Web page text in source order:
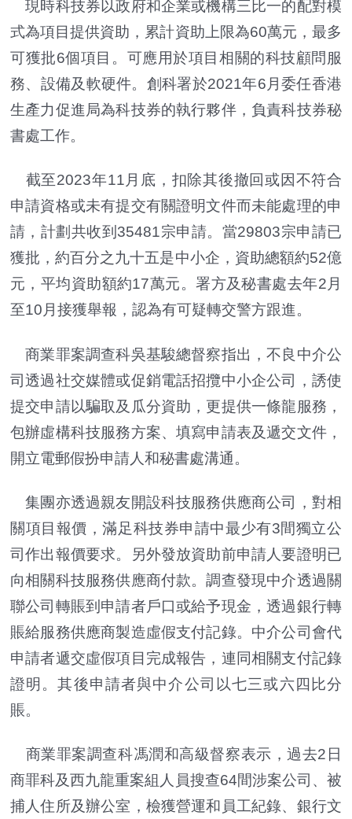
現時科技券以政府和企業或機構三比一的配對模
式為項目提供資助，累計資助上限為60萬元，最多
可獲批6個項目。可應用於項目相關的科技顧問服
務、設備及軟硬件。創科署於2021年6月委任香港
生產力促進局為科技券的執行夥伴，負責科技券秘
書處工作。
截至2023年11月底，扣除其後撤回或因不符合
申請資格或未有提交有關證明文件而未能處理的申
請，計劃共收到35481宗申請。當29803宗申請已
獲批，約百分之九十五是中小企，資助總額約52億
元，平均資助額約17萬元。署方及秘書處去年2月
至10月接獲舉報，認為有可疑轉交警方跟進。
商業罪案調查科吳基駿總督察指出，不良中介公
司透過社交媒體或促銷電話招攬中小企公司，誘使
提交申請以騙取及瓜分資助，更提供一條龍服務，
包辦虛構科技服務方案、填寫申請表及遞交文件，
開立電郵假扮申請人和秘書處溝通。
集團亦透過親友開設科技服務供應商公司，對相
關項目報價，滿足科技券申請中最少有3間獨立公
司作出報價要求。另外發放資助前申請人要證明已
向相關科技服務供應商付款。調查發現中介透過關
聯公司轉賬到申請者戶口或給予現金，透過銀行轉
賬給服務供應商製造虛假支付記錄。中介公司會代
申請者遞交虛假項目完成報告，連同相關支付記錄
證明。其後申請者與中介公司以七三或六四比分
賬。
商業罪案調查科馮潤和高級督察表示，過去2日
商罪科及西九龍重案組人員搜查64間涉案公司、被
捕人住所及辦公室，檢獲營運和員工紀錄、銀行文